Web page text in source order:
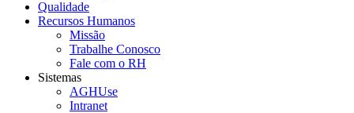
Qualidade
Recursos Humanos
Missão
Trabalhe Conosco
Fale com o RH
Sistemas
AGHUse
Intranet